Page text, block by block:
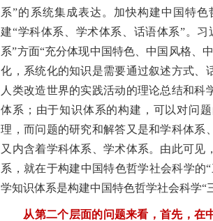
系”的系统集成表达。加快构建中国特
建“学科体系、学术体系、话语体系”。
系”方面“充分体现中国特色、中国风格、
化，系统化的知识是需要通过叙述方式、
人类改造世界的实践活动的理论总结和
体系；由于知识体系的构建，可以对问
理，而问题的研究和解答又是和学科体系
又内含着学科体系、学术体系。由此可见
系，就在于构建中国特色哲学社会科学的
学知识体系是构建中国特色哲学社会科学“
从第二个层面的问题来看，首先，在